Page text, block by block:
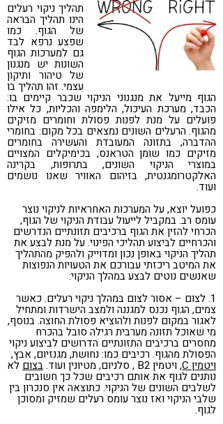
תהליך ניקוי רעלים
הינו תהליך הבראה
של הגוף. כמו
שפצע נרפא לבד
גם למערכות הגוף
השונות יש מנגנון
של טיהור ותיקון
עצמי. זהו תהליך בו
הגוף מייעל את מנגנוני הניקוי שכבר קיימים בו:
הכבד, מערכת העיכול, הלימפה והכליות, כל אילו
פועלים על מנת לפנות פסולת וחומרים מזיקים
מהגוף. הרעלים השונים נמצאים בכל מקום: בחומרי
ההדברה, בתזונה המעובדת והעשירה בחומרים
מזיקים כמו שומן הטראנס, בכימיקלים המצויים
במוצרי הניקוי השונים, בתרופות, בקרינה
האלקטרומגנטית, בזיהום האוויר שאנו נושמים
ועוד.
כפועל יוצא, על המערכות האחראיות לניקוי נוצר
עומס רב. במקביל לייעול עבודת הניקוי של הגוף,
הכרחי להזין את הגוף ברכיבים תזונתיים הנדרשים
והכרחיים לביצוע תהליכי הפינוי. על מנת לבצע את
תהליך הניקוי באופן נכון ומדוייק ולהפיק מהתהליך
את המיטב ריכזתי עבורכם את הטעויות הנפוצות
שאנשים נוטים לבצע במהלך הניקוי:
1. לצום – אסור לצום במהלך ניקוי רעלים. כאשר
צמים, הגוף נכנס למגננה ולמצב הישרדות ומתחיל
לאגור במקום לפנות ולהוציא פסולת החוצה. בנוסף,
מי שאוכל תזונה מערבית רגילה סובל בהכרח
מחסרים ברכיבים התזונתיים הדרושים לביצוע ניקוי
הפסולת מהגוף. רכיבים כמו: נחושת, מגנזיום, אבץ,
ויטמין C , ויטמין B2 , סלניום, מטיונין ועוד. בצוםלא
נותנים לגוף את אותם רכיבים שכל כך חשובים
לשלבים השונים של הניקוי. כתוצאה אין סנכרון בין
שלבי הניקוי ואז נוצר עומס רעלים שמזיק ומסוכן
לגוף.